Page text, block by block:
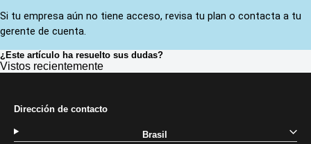
Si tu empresa aún no tiene acceso, revisa tu plan o contacta a tu
gerente de cuenta.
¿Este artículo ha resuelto sus dudas?
Vistos recientemente
Dirección de contacto
Brasil